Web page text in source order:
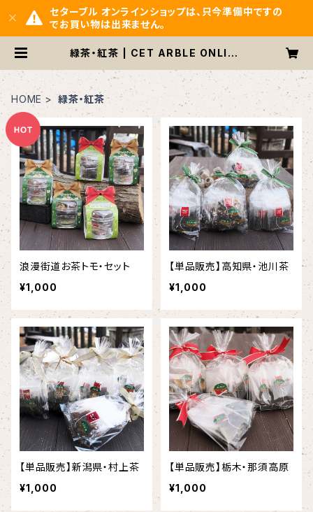
セターブル オンラインショップは、只今準備中ですの
でお買い物は出来ません。
緑茶・紅茶 | CET ARBLE ONLINE
HOME 緑茶・紅茶
浪漫街道お茶トモ・セット
¥1,000
【単品販売】高知県・池川茶
¥1,000
【単品販売】新潟県・村上茶
¥1,000
【単品販売】栃木・那須高原
¥1,000